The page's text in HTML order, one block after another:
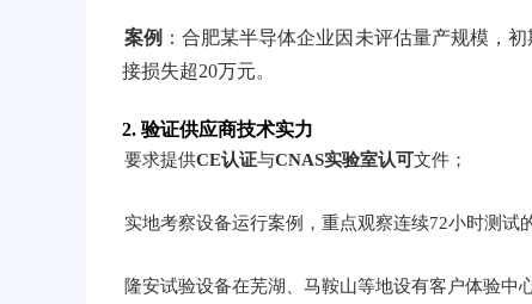
案例 ：合肥某半导体企业因未评估量产规模，
接损失超20万元。
2. 验证供应商技术实力
要求提供CE认证与CNAS实验室认可文件；
实地考察设备运行案例，重点观察连续72小时测试
隆安试验设备在芜湖、马鞍山等地设有客户体验中